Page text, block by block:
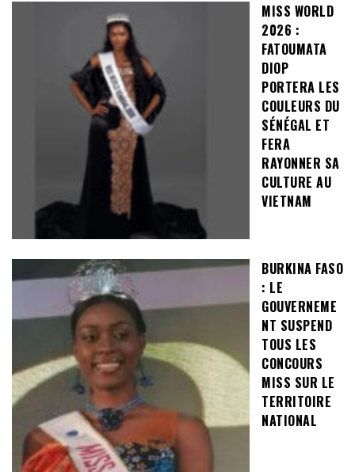
MISS WORLD
2026 :
FATOUMATA
DIOP
PORTERA LES
COULEURS DU
SÉNÉGAL ET
FERA
RAYONNER SA
CULTURE AU
VIETNAM
BURKINA FASO
: LE
GOUVERNEME
NT SUSPEND
TOUS LES
CONCOURS
MISS SUR LE
TERRITOIRE
NATIONAL